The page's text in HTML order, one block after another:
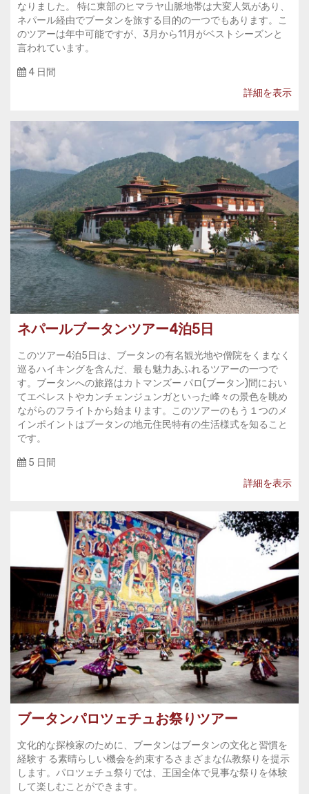
なりました。 特に東部のヒマラヤ山脈地帯は大変人気があり、
ネパール経由でブータンを旅する目的の一つでもあります。こ
のツアーは年中可能ですが、3月から11月がベストシーズンと
言われています。
4 日間
詳細を表示
ネパールブータンツアー4泊5日
このツアー4泊5日は、ブータンの有名観光地や僧院をくまなく
巡るハイキングを含んだ、最も魅力あふれるツアーの一つで
す。ブータンへの旅路はカトマンズー パロ(ブータン)間におい
てエベレストやカンチェンジュンガといった峰々の景色を眺め
ながらのフライトから始まります。このツアーのもう１つのメ
インポイントはブータンの地元住民特有の生活様式を知ること
です。
5 日間
詳細を表示
ブータンパロツェチュお祭りツアー
文化的な探検家のために、ブータンはブータンの文化と習慣を
経験す る素晴らしい機会を約束するさまざまな仏教祭りを提示
します。パロツェチュ祭りでは、王国全体で見事な祭りを体験
して楽しむことができます。